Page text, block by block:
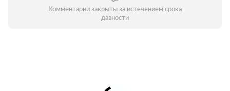
Комментарии закрыты за истечением срока
давности